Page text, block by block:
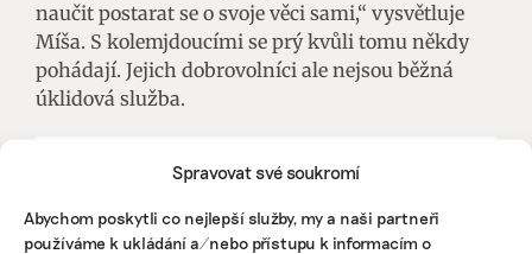
Spravovat své soukromí
Abychom poskytli co nejlepší služby, my a naši partneři
používáme k ukládání a/nebo přístupu k informacím o
naučit postarat se o svoje věci sami,“ vysvětluje
Míša. S kolemjdoucími se prý kvůli tomu někdy
pohádají. Jejich dobrovolníci ale nejsou běžná
úklidová služba.
V koši restaurací skončí ročně přes 20 tisíc tun
jídla a zbytků. Zbytečně. Odpad jde
zkompostovat